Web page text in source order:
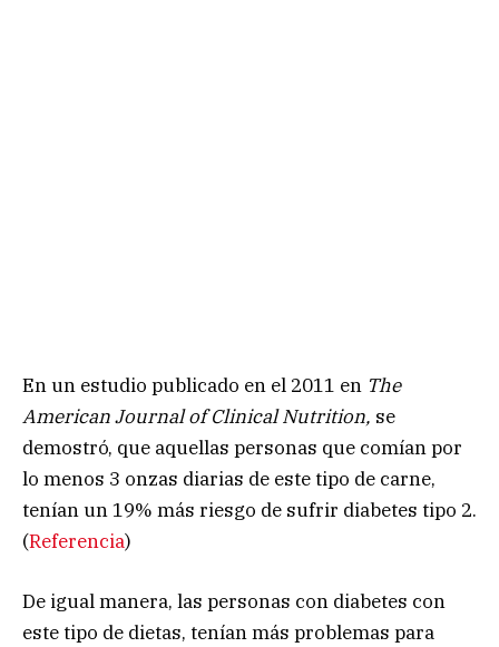
En un estudio publicado en el 2011 en The
American Journal of Clinical Nutrition, se
demostró, que aquellas personas que comían por
lo menos 3 onzas diarias de este tipo de carne,
tenían un 19% más riesgo de sufrir diabetes tipo 2.
(Referencia)
De igual manera, las personas con diabetes con
este tipo de dietas, tenían más problemas para